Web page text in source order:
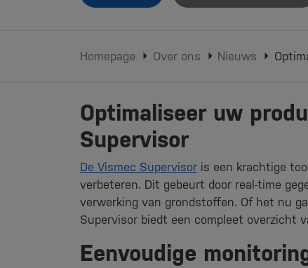
Homepage Over ons Nieuws
Optimaliseer uw
Supervisor
De Vismec Supervisor is een krachtige
verbeteren. Dit gebeurt door real-time
verwerking van grondstoffen. Of het nu
Supervisor biedt een compleet overzicht
Eenvoudige